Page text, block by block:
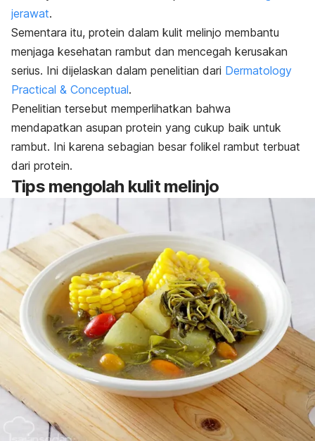
jerawat.
Sementara itu, protein dalam kulit melinjo membantu
menjaga kesehatan rambut dan mencegah kerusakan
serius. Ini dijelaskan dalam penelitian dari Dermatology
Practical & Conceptual.
Penelitian tersebut memperlihatkan bahwa
mendapatkan asupan protein yang cukup baik untuk
rambut. Ini karena sebagian besar folikel rambut terbuat
dari protein.
Tips mengolah kulit melinjo